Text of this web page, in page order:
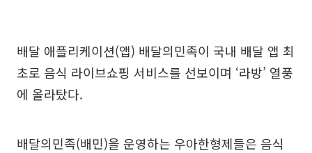
배달 애플리케이션(앱) 배달의민족이 국내 배달 앱 최
초로 음식 라이브쇼핑 서비스를 선보이며 ‘라방’ 열풍
에 올라탔다.
배달의민족(배민)을 운영하는 우아한형제들은 음식